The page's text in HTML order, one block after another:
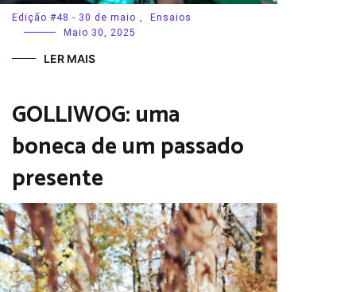
Edição #48 - 30 de maio ,
Ensaios
Maio 30, 2025
LER MAIS
GOLLIWOG: uma
boneca de um passado
presente